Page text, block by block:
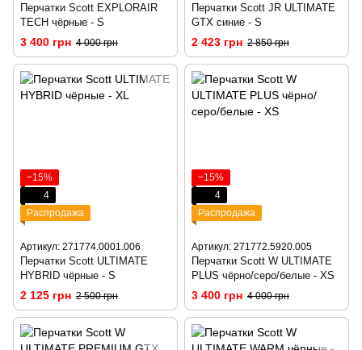
Перчатки Scott EXPLORAIR
TECH чёрные - S
3 400 грн 4 000 грн
Перчатки Scott JR ULTIMATE
GTX синие - S
2 423 грн 2 850 грн
−15%
4
Распродажа
Артикул: 271774.0001.006
Перчатки Scott ULTIMATE
HYBRID чёрные - S
2 125 грн 2 500 грн
−15%
4
Распродажа
Артикул: 271772.5920.005
Перчатки Scott W ULTIMATE
PLUS чёрно/серо/белые - XS
3 400 грн 4 000 грн